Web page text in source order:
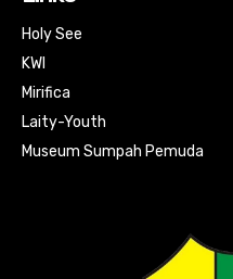
Holy See
KWI
Mirifica
Laity-Youth
Museum Sumpah Pemuda